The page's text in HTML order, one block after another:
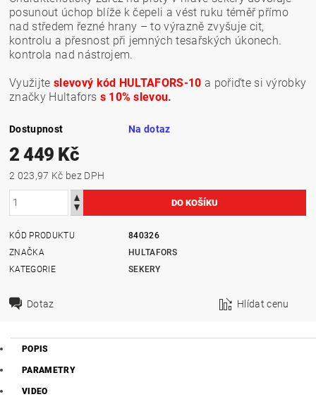
posunout úchop blíže k čepeli a vést ruku téměř přímo
nad středem řezné hrany – to výrazně zvyšuje cit,
kontrolu a přesnost při jemných tesařských úkonech.
kontrola nad nástrojem.
Využijte slevový kód HULTAFORS-10 a pořiďte si výrobky
značky Hultafors s 10% slevou.
Dostupnost Na dotaz
2 449 Kč
2 023,97 Kč bez DPH
KÓD PRODUKTU
840326
ZNAČKA
HULTAFORS
KATEGORIE
SEKERY
Dotaz Hlídat cenu
POPIS
PARAMETRY
VIDEO